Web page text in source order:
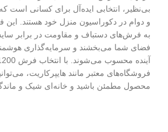
بی‌نظیر، انتخابی ایده‌آل برای کسانی است که
و دوام در دکوراسیون منزل خود هستند. این
به فرش‌های دستباف و مقاومت در برابر
فضای شما می‌بخشند و سرمایه‌گذاری
فروشگاه‌های معتبر مانند هایپرکاریت،
محصول مطمئن باشید و خانه‌ای شیک و